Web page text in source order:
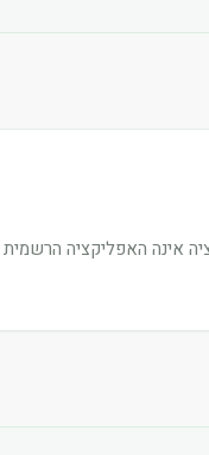
אינה האפליקציה הרשמית